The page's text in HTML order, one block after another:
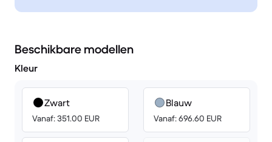
Beschikbare modellen
Kleur
Zwart
Vanaf: 351.00 EUR
Blauw
Vanaf: 696.60 EUR